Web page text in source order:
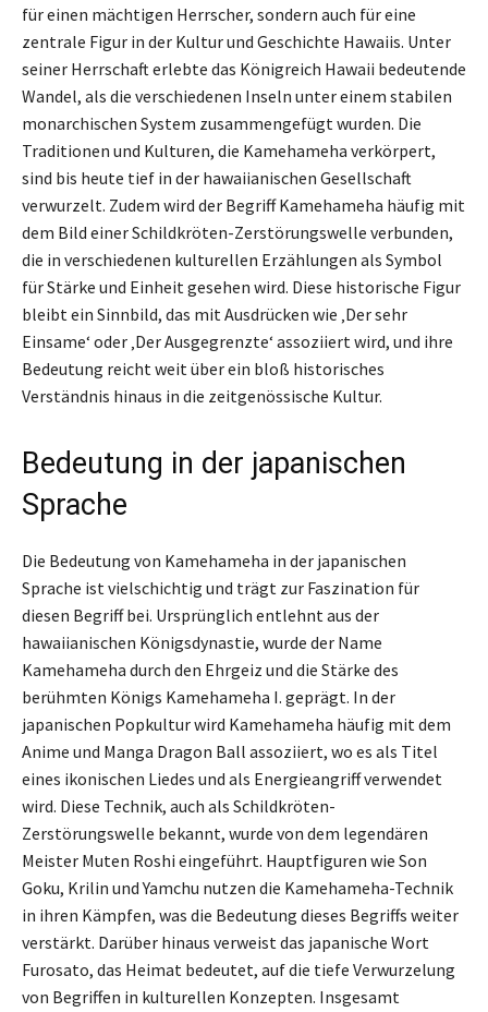
für einen mächtigen Herrscher, sondern auch für eine
zentrale Figur in der Kultur und Geschichte Hawaiis. Unter
seiner Herrschaft erlebte das Königreich Hawaii bedeutende
Wandel, als die verschiedenen Inseln unter einem stabilen
monarchischen System zusammengefügt wurden. Die
Traditionen und Kulturen, die Kamehameha verkörpert,
sind bis heute tief in der hawaiianischen Gesellschaft
verwurzelt. Zudem wird der Begriff Kamehameha häufig mit
dem Bild einer Schildkröten-Zerstörungswelle verbunden,
die in verschiedenen kulturellen Erzählungen als Symbol
für Stärke und Einheit gesehen wird. Diese historische Figur
bleibt ein Sinnbild, das mit Ausdrücken wie ‚Der sehr
Einsame‘ oder ‚Der Ausgegrenzte‘ assoziiert wird, und ihre
Bedeutung reicht weit über ein bloß historisches
Verständnis hinaus in die zeitgenössische Kultur.
Bedeutung in der japanischen
Sprache
Die Bedeutung von Kamehameha in der japanischen
Sprache ist vielschichtig und trägt zur Faszination für
diesen Begriff bei. Ursprünglich entlehnt aus der
hawaiianischen Königsdynastie, wurde der Name
Kamehameha durch den Ehrgeiz und die Stärke des
berühmten Königs Kamehameha I. geprägt. In der
japanischen Popkultur wird Kamehameha häufig mit dem
Anime und Manga Dragon Ball assoziiert, wo es als Titel
eines ikonischen Liedes und als Energieangriff verwendet
wird. Diese Technik, auch als Schildkröten-
Zerstörungswelle bekannt, wurde von dem legendären
Meister Muten Roshi eingeführt. Hauptfiguren wie Son
Goku, Krilin und Yamchu nutzen die Kamehameha-Technik
in ihren Kämpfen, was die Bedeutung dieses Begriffs weiter
verstärkt. Darüber hinaus verweist das japanische Wort
Furosato, das Heimat bedeutet, auf die tiefe Verwurzelung
von Begriffen in kulturellen Konzepten. Insgesamt